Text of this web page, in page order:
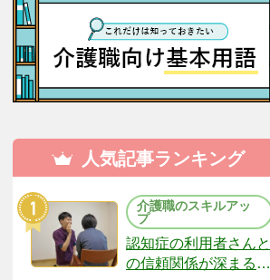
人気記事ランキング
介護職のスキルアッ
プ
認知症の利用者さんと
の信頼関係が深まる声